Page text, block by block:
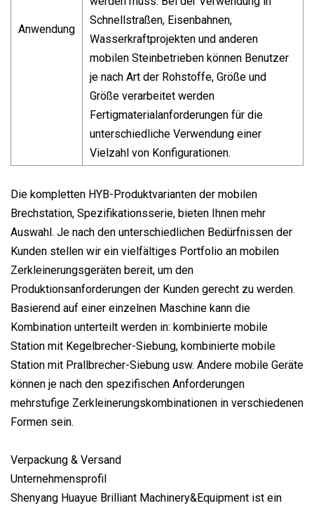
Anwendung
Schnellstraßen, Eisenbahnen,
Wasserkraftprojekten und anderen
mobilen Steinbetrieben können Benutzer
je nach Art der Rohstoffe, Größe und
Größe verarbeitet werden
Fertigmaterialanforderungen für die
unterschiedliche Verwendung einer
Vielzahl von Konfigurationen.
Die kompletten HYB-Produktvarianten der mobilen
Brechstation, Spezifikationsserie, bieten Ihnen mehr
Auswahl. Je nach den unterschiedlichen Bedürfnissen der
Kunden stellen wir ein vielfältiges Portfolio an mobilen
Zerkleinerungsgeräten bereit, um den
Produktionsanforderungen der Kunden gerecht zu werden.
Basierend auf einer einzelnen Maschine kann die
Kombination unterteilt werden in: kombinierte mobile
Station mit Kegelbrecher-Siebung, kombinierte mobile
Station mit Prallbrecher-Siebung usw. Andere mobile Geräte
können je nach den spezifischen Anforderungen
mehrstufige Zerkleinerungskombinationen in verschiedenen
Formen sein.
Verpackung & Versand
Unternehmensprofil
Shenyang Huayue Brilliant Machinery&Equipment ist ein